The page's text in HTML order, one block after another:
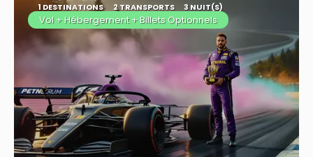
1 DESTINATIONS 2 TRANSPORTS 3 NUIT(S)
Vol + Hébergement + Billets Optionnels